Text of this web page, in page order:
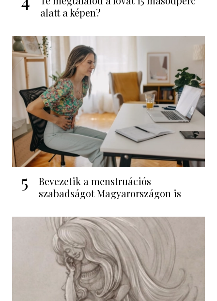
alatt a képen?
5
Bevezetik a menstruációs
szabadságot Magyarországon is